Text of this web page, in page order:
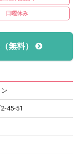
日曜休み
無料）
45-51